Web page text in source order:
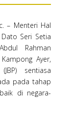
– Menteri Hal
Seri Setia
Rahman
Ayer,
sentiasa
pada tahap
di negara-